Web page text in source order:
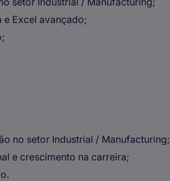
e Excel avançado;
no setor Industrial / Manufacturing;
e crescimento na carreira;